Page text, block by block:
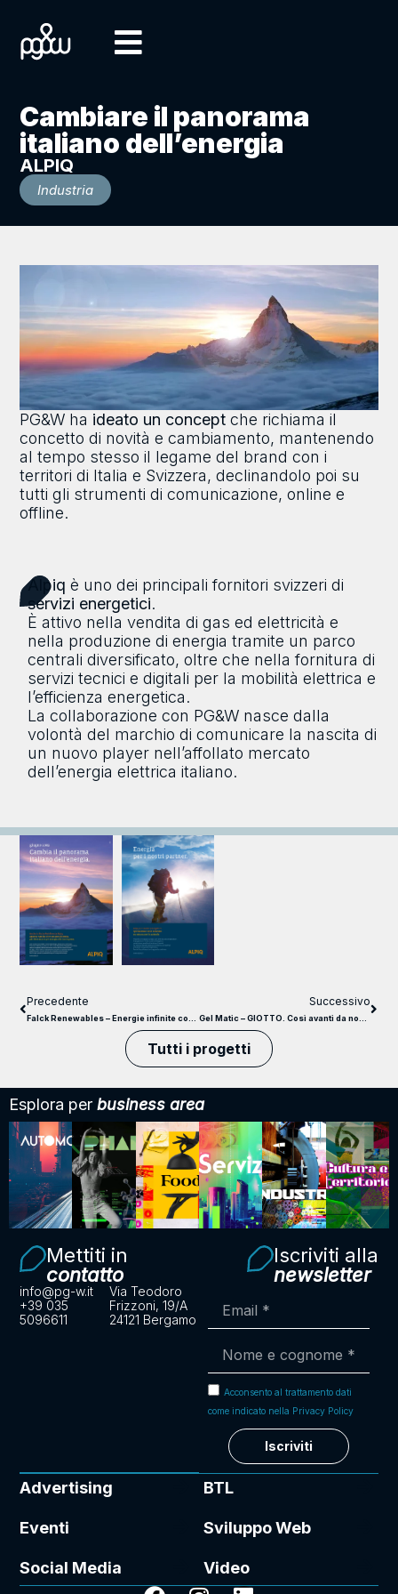
Cambiare il panorama
italiano dell’energia
ALPIQ
Industria
PG&W ha ideato un concept che richiama il
concetto di novità e cambiamento, mantenendo
al tempo stesso il legame del brand con i
territori di Italia e Svizzera, declinandolo poi su
tutti gli strumenti di comunicazione, online e
offline.
Alpiq è uno dei principali fornitori svizzeri di
servizi energetici.
È attivo nella vendita di gas ed elettricità e
nella produzione di energia tramite un parco
centrali diversificato, oltre che nella fornitura di
servizi tecnici e digitali per la mobilità elettrica e
l’efficienza energetica.
La collaborazione con PG&W nasce dalla
volontà del marchio di comunicare la nascita di
un nuovo player nell’affollato mercato
dell’energia elettrica italiano.
Precedente
Falck Renewables – Energie infinite con una lunga storia
Successivo
Gel Matic – GIOTTO. Così avanti da non fermarsi mai
Tutti i progetti
Esplora per business area
Advertising BTL
Eventi Sviluppo Web
Social Media Video
Mettiti in
contatto
info@pg-w.it
+39 035
5096611
Via Teodoro
Frizzoni, 19/A
24121 Bergamo
Iscriviti alla
newsletter
Acconsento al trattamento dati
come indicato nella Privacy Policy
Iscriviti